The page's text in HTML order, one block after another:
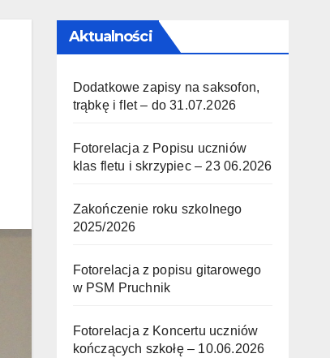
Aktualności
Dodatkowe zapisy na saksofon,
trąbkę i flet – do 31.07.2026
Fotorelacja z Popisu uczniów
klas fletu i skrzypiec – 23 06.2026
Zakończenie roku szkolnego
2025/2026
Fotorelacja z popisu gitarowego
w PSM Pruchnik
Fotorelacja z Koncertu uczniów
kończących szkołę – 10.06.2026